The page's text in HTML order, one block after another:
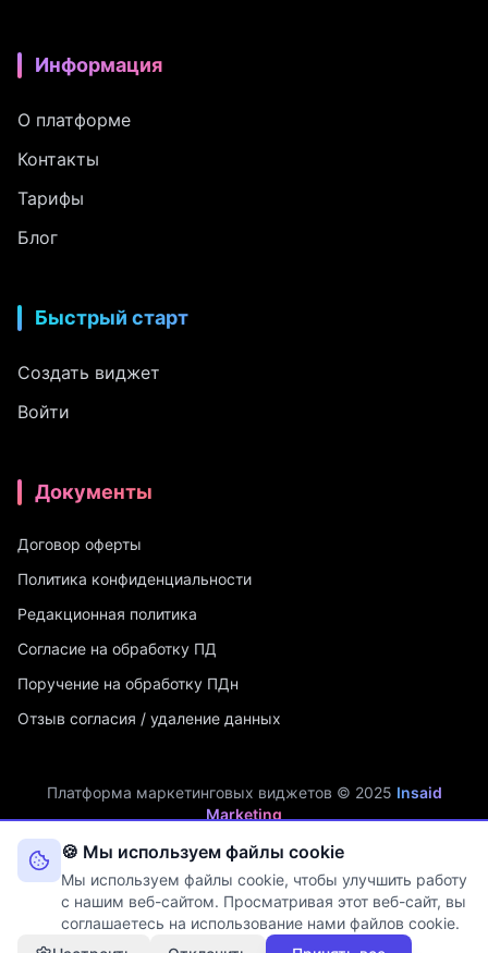
Информация
О платформе
Контакты
Тарифы
Блог
Быстрый старт
Создать виджет
Войти
Документы
Договор оферты
Политика конфиденциальности
Редакционная политика
Согласие на обработку ПД
Поручение на обработку ПДн
Отзыв согласия / удаление данных
Платформа маркетинговых виджетов © 2025 Insaid
Marketing
ИП Мухамадеев Р.А. | ИНН: 740704342750 | ОГРНИП:
321745600019048
Оператор персональных данных. Рег. № 74-25-030077 в реестре
Роскомнадзора (Приказ № 108 от 03.06.2025)
🍪 Мы используем файлы cookie
Мы используем файлы cookie, чтобы улучшить работу
с нашим веб-сайтом. Просматривая этот веб-сайт, вы
соглашаетесь на использование нами файлов cookie.